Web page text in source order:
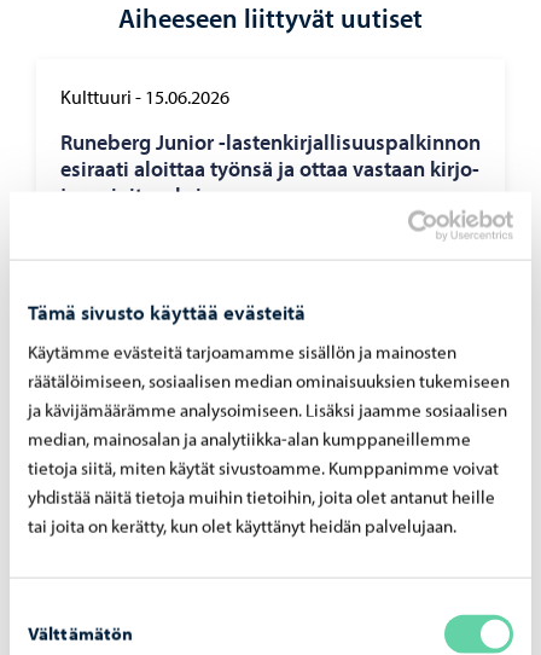
Tämä sivusto käyttää evästeitä
Käytämme evästeitä tarjoamamme sisällön ja mainosten
räätälöimiseen, sosiaalisen median ominaisuuksien tukemiseen
ja kävijämäärämme analysoimiseen. Lisäksi jaamme sosiaalisen
median, mainosalan ja analytiikka-alan kumppaneillemme
tietoja siitä, miten käytät sivustoamme. Kumppanimme voivat
yhdistää näitä tietoja muihin tietoihin, joita olet antanut heille
tai joita on kerätty, kun olet käyttänyt heidän palvelujaan.
valinta
Välttämätön
Aiheeseen liittyvät uutiset
Kulttuuri - 15.06.2026
Ru­ne­berg Ju­nior -​lastenkirjallisuuspalkinnon
esi­raa­ti aloit­taa työn­sä ja ottaa vas­taan kir­jo­
ja ar­vioi­ta­vak­si
Kaupunki tiedottaa